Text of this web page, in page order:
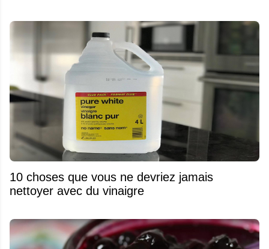
10 choses que vous ne devriez jamais
nettoyer avec du vinaigre